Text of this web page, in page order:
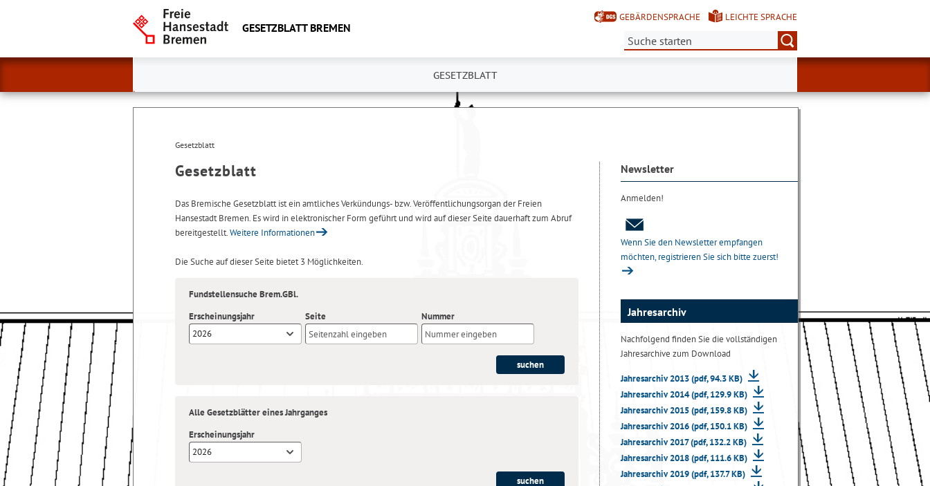
GESETZBLATT BREMEN
GEBÄRDENSPRACHE
LEICHTE SPRACHE
Suche:
GESETZBLATT
Gesetzblatt
Gesetzblatt
Das Bremische Gesetzblatt ist ein amtliches Verkündungs- bzw. Veröffentlichungsorgan der Freien
Hansestadt Bremen. Es wird in elektronischer Form geführt und wird auf dieser Seite dauerhaft zum Abruf
bereitgestellt.Weitere Informationen
Die Suche auf dieser Seite bietet 3 Möglichkeiten.
Fundstellensuche Brem.GBl.
Erscheinungsjahr
2026
Seite Nummer
Alle Gesetzblätter eines Jahrganges
Erscheinungsjahr
2026
Newsletter
Anmelden!
Wenn Sie den Newsletter empfangen
möchten, registrieren Sie sich bitte zuerst!
Jahresarchiv
Nachfolgend finden Sie die vollständigen
Jahresarchive zum Download
Jahresarchiv 2013 (pdf, 94.3 KB)
Jahresarchiv 2014 (pdf, 129.9 KB)
Jahresarchiv 2015 (pdf, 159.8 KB)
Jahresarchiv 2016 (pdf, 150.1 KB)
Jahresarchiv 2017 (pdf, 132.2 KB)
Jahresarchiv 2018 (pdf, 111.6 KB)
Jahresarchiv 2019 (pdf, 137.7 KB)